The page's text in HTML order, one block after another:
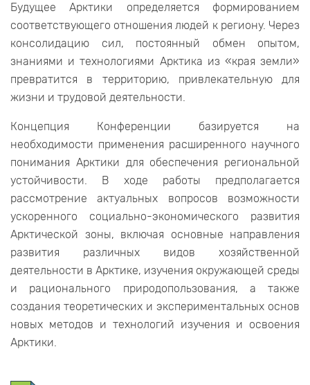
Будущее Арктики определяется формированием
соответствующего отношения людей к региону. Через
консолидацию сил, постоянный обмен опытом,
знаниями и технологиями Арктика из «края земли»
превратится в территорию, привлекательную для
жизни и трудовой деятельности.
Концепция Конференции базируется на
необходимости применения расширенного научного
понимания Арктики для обеспечения региональной
устойчивости. В ходе работы предполагается
рассмотрение актуальных вопросов возможности
ускоренного социально-экономического развития
Арктической зоны, включая основные направления
развития различных видов хозяйственной
деятельности в Арктике, изучения окружающей среды
и рационального природопользования, а также
создания теоретических и экспериментальных основ
новых методов и технологий изучения и освоения
Арктики.